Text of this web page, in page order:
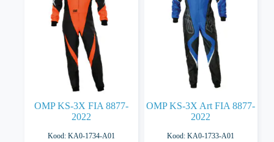
tootelehel.
tootelehel.
OMP KS-3X FIA 8877-
2022
Kood: KA0-1734-A01
OMP KS-3X Art FIA 8877-
2022
Kood: KA0-1733-A01